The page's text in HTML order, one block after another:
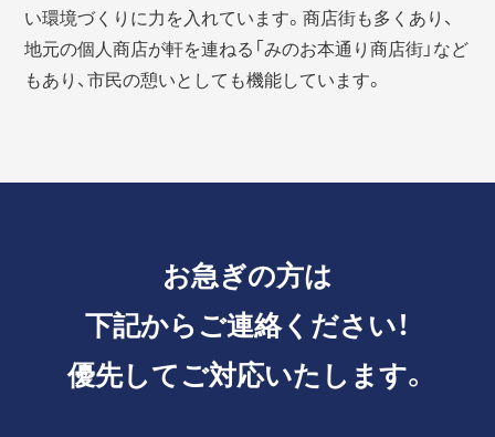
い環境づくりに力を入れています。商店街も多くあり、
地元の個人商店が軒を連ねる「みのお本通り商店街」など
もあり、市民の憩いとしても機能しています。
お急ぎの方は
下記からご連絡ください！
優先してご対応いたします。